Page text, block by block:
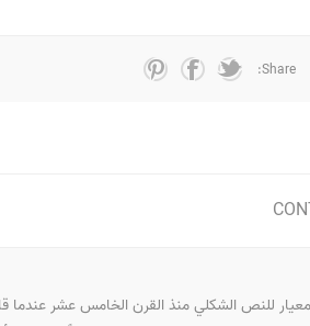
Share:
للنص الشكلي منذ القرن الخامس عشر عندما